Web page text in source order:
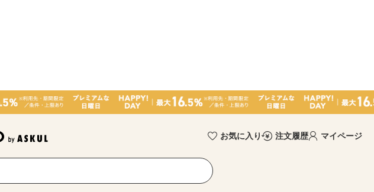
お気に入り 注文履歴 マイページ